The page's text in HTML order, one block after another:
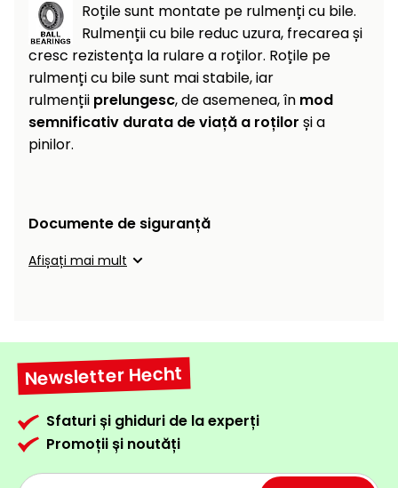
Roțile sunt montate pe rulmenți cu bile.
Rulmenții cu bile reduc uzura, frecarea și
cresc rezistența la rulare a roților. Roțile pe
rulmenți cu bile sunt mai stabile, iar
rulmenții prelungesc, de asemenea, în mod
semnificativ durata de viață a roților și a
pinilor.
Documente de siguranță
Afișați mai mult
Newsletter Hecht
Sfaturi și ghiduri de la experți
Promoții și noutăți